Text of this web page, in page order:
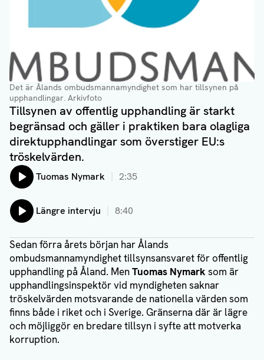
Det är Ålands ombudsmannamyndighet som har tillsynen på
upphandlingar. Arkivfoto
Tillsynen av offentlig upphandling är starkt
begränsad och gäller i praktiken bara olagliga
direktupphandlingar som överstiger EU:s
tröskelvärden.
Lyssna på:
Tuomas Nymark 2:35
Lyssna på:
Längre intervju 8:40
Sedan förra årets början har Ålands
ombudsmannamyndighet tillsynsansvaret för offentlig
upphandling på Åland. MenTuomas Nymark som är
upphandlingsinspektör vid myndigheten saknar
tröskelvärden motsvarande de nationella värden som
finns både i riket och i Sverige. Gränserna där är lägre
och möjliggör en bredare tillsyn i syfte att motverka
korruption.